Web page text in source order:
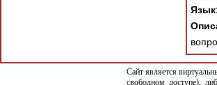
Сайт является
свободном доступе),